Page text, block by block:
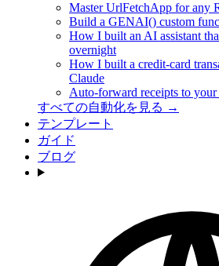
Master UrlFetchApp for any
Build a GENAI() custom
How I built an AI assistant
overnight
How I built a credit-card
Claude
Auto-forward receipts to your
すべての自動化を見る →
テンプレート
ガイド
ブログ